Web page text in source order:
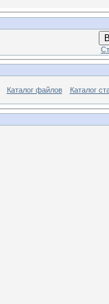
Каталог файлов Каталог